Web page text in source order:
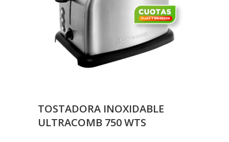
TOSTADORA INOXIDABLE
ULTRACOMB 750 WTS